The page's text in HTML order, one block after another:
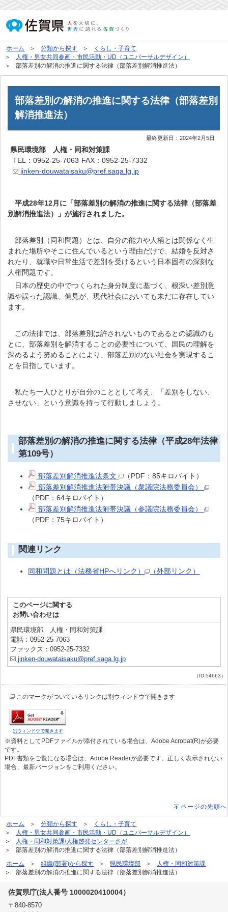
ホーム 分類から探す
くらし・子育て
人権・男女共同参画・市民活動・UD（ユニバーサルデザイン）
部落差別の解消の推進に関する法律（部落差別解消推進法）
部落差別の解消の推進に関する法律（部落差別
解消推進法）
最終更新日：2024年2月5日
県民環境部 人権・同和対策課
TEL：0952-25-7063 FAX：0952-25-7332
jinken-douwataisaku@pref.saga.lg.jp
平成28年12月に「部落差別の解消の推進に関する法律（部落差
別解消推進法）」が施行されました。
部落差別（同和問題）とは、自分の能力や人柄とは関係なく生
まれた場所やそこに住んでいるという理由だけで、結婚を反対さ
れたり、就職や日常生活で差別を受けるという日本固有の深刻な
人権問題です。
日本の歴史の中でつくられた身分制度に基づく、根深い差別意
識や誤った認識、偏見が、現代社会においても未だに存在してい
ます。
この法律では、部落差別は許されないものであるとの認識のも
とに、部落差別を解消することの必要性について、国民の理解を
深めるよう努めることにより、部落差別のない社会を実現するこ
とを目指しています。
私たち一人ひとりが自分のこととして考え、「差別をしない、
させない」という意識を持って行動しましょう。
部落差別の解消の推進に関する法律（平成28年法律
第109号）
部落差別解消推進法条文
（PDF：85キロバイト）
部落差別解消推進法附帯決議（衆議院法務委員会）
（PDF：64キロバイト）
部落差別解消推進法附帯決議（参議院法務委員会）
（PDF：75キロバイト）
関連リンク
同和問題とは（法務省HPへリンク） （外部リンク）
このページに関する
お問い合わせは
県民環境部 人権・同和対策課
電話：0952-25-7063
ファックス：0952-25-7332
jinken-douwataisaku@pref.saga.lg.jp
（ID:54663）
このマークがついているリンクは別ウィンドウで開きます
別ウィンドウで開きます
※資料としてPDFファイルが添付されている場合は、Adobe Acrobat(R)が必要
です。
PDF書類をご覧になる場合は、Adobe Readerが必要です。正しく表示されない
場合、最新バージョンをご利用ください。
ページの先頭へ
ホーム 分類から探す
くらし・子育て
人権・男女共同参画・市民活動・UD（ユニバーサルデザイン）
人権・同和対策課/人権啓発センターさが
部落差別の解消の推進に関する法律（部落差別解消推進法）
ホーム
組織(部署)から探す 県民環境部
人権・同和対策課
部落差別の解消の推進に関する法律（部落差別解消推進法）
佐賀県庁(法人番号 1000020410004）
〒840-8570